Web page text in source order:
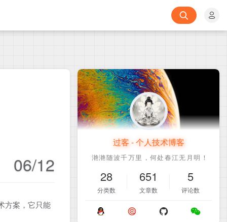
06/12
方案，它只能
过客 - 个人技术博客
28
分类数
651
文章数
5
评论数